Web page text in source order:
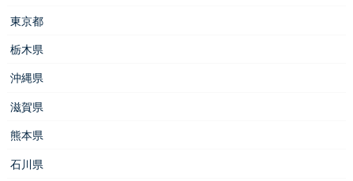
東京都
栃木県
沖縄県
滋賀県
熊本県
石川県